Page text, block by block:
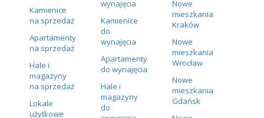
Kamienice
na sprzedaż
Apartamenty
na sprzedaż
Hale i
magazyny
na sprzedaż
Lokale
użytkowe
wynajęcia
Kamienice
do
wynajęcia
Apartamenty
do wynajęcia
Hale i
magazyny
do
Nowe
mieszkania
Kraków
Nowe
mieszkania
Wrocław
Nowe
mieszkania
Gdańsk